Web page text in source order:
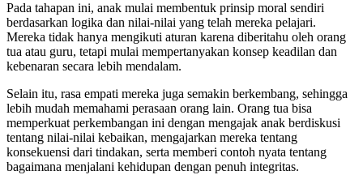
Pada tahapan ini, anak mulai membentuk prinsip moral sendiri
berdasarkan logika dan nilai-nilai yang telah mereka pelajari.
Mereka tidak hanya mengikuti aturan karena diberitahu oleh orang
tua atau guru, tetapi mulai mempertanyakan konsep keadilan dan
kebenaran secara lebih mendalam.
Selain itu, rasa empati mereka juga semakin berkembang, sehingga
lebih mudah memahami perasaan orang lain. Orang tua bisa
memperkuat perkembangan ini dengan mengajak anak berdiskusi
tentang nilai-nilai kebaikan, mengajarkan mereka tentang
konsekuensi dari tindakan, serta memberi contoh nyata tentang
bagaimana menjalani kehidupan dengan penuh integritas.